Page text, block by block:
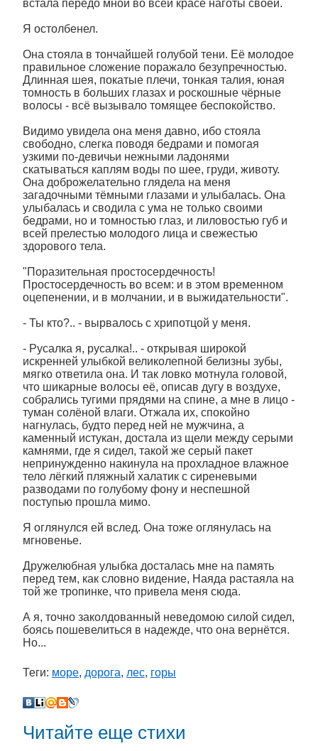
встала передо мной во всей красе наготы своей.
Я остолбенел.
Она стояла в тончайшей голубой тени. Её молодое
правильное сложение поражало безупречностью.
Длинная шея, покатые плечи, тонкая талия, юная
томность в больших глазах и роскошные чёрные
волосы - всё вызывало томящее беспокойство.
Видимо увидела она меня давно, ибо стояла
свободно, слегка поводя бедрами и помогая
узкими по-девичьи нежными ладонями
скатываться каплям воды по шее, груди, животу.
Она доброжелательно глядела на меня
загадочными тёмными глазами и улыбалась. Она
улыбалась и сводила с ума не только своими
бедрами, но и томностью глаз, и лиловостью губ и
всей прелестью молодого лица и свежестью
здорового тела.
"Поразительная простосердечность!
Простосердечность во всем: и в этом временном
оцепенении, и в молчании, и в выжидательности".
- Ты кто?.. - вырвалось с хрипотцой у меня.
- Русалка я, русалка!.. - открывая широкой
искренней улыбкой великолепной белизны зубы,
мягко ответила она. И так ловко мотнула головой,
что шикарные волосы её, описав дугу в воздухе,
собрались тугими прядями на спине, а мне в лицо -
туман солёной влаги. Отжала их, спокойно
нагнулась, будто перед ней не мужчина, а
каменный истукан, достала из щели между серыми
камнями, где я сидел, такой же серый пакет
непринужденно накинула на прохладное влажное
тело лёгкий пляжный халатик с сиреневыми
разводами по голубому фону и неспешной
поступью прошла мимо.
Я оглянулся ей вслед. Она тоже оглянулась на
мгновенье.
Дружелюбная улыбка досталась мне на память
перед тем, как словно видение, Наяда растаяла на
той же тропинке, что привела меня сюда.
А я, точно заколдованный неведомою силой сидел,
боясь пошевелиться в надежде, что она вернётся.
Но...
Теги: море, дорога, лес, горы
Читайте еще стихи